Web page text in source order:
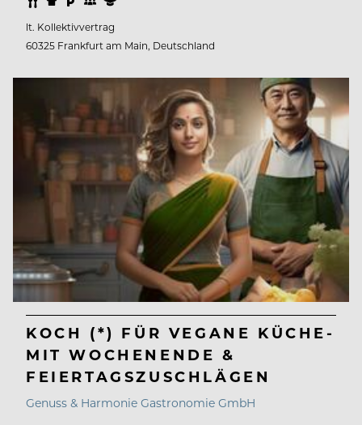
lt. Kollektivvertrag
60325 Frankfurt am Main, Deutschland
KOCH (*) FÜR VEGANE KÜCHE-
MIT WOCHENENDE &
FEIERTAGSZUSCHLÄGEN
Genuss & Harmonie Gastronomie GmbH